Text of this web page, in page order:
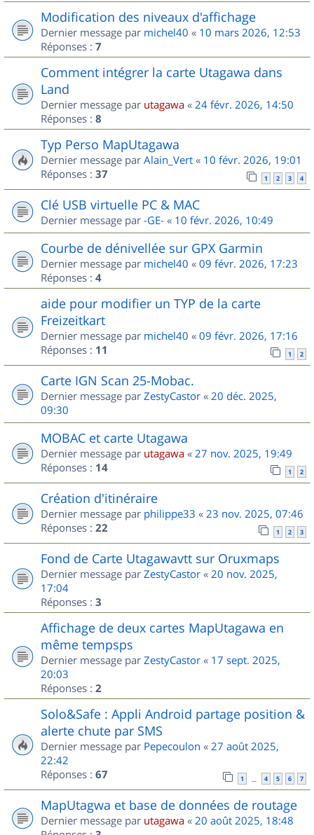
Modification des niveaux d'affichage
Dernier message par michel40 « 10 mars 2026, 12:53
Réponses : 7
Comment intégrer la carte Utagawa dans
Land
Dernier message par utagawa « 24 févr. 2026, 14:50
Réponses : 8
Typ Perso MapUtagawa
Dernier message par Alain_Vert « 10 févr. 2026, 19:01
Réponses : 37 1 2 3 4
Clé USB virtuelle PC & MAC
Dernier message par -GE- « 10 févr. 2026, 10:49
Courbe de dénivellée sur GPX Garmin
Dernier message par michel40 « 09 févr. 2026, 17:23
Réponses : 4
aide pour modifier un TYP de la carte
Freizeitkart
Dernier message par michel40 « 09 févr. 2026, 17:16
Réponses : 11 1 2
Carte IGN Scan 25-Mobac.
Dernier message par ZestyCastor « 20 déc. 2025,
09:30
MOBAC et carte Utagawa
Dernier message par utagawa « 27 nov. 2025, 19:49
Réponses : 14 1 2
Création d'itinéraire
Dernier message par philippe33 « 23 nov. 2025, 07:46
Réponses : 22 1 2 3
Fond de Carte Utagawavtt sur Oruxmaps
Dernier message par ZestyCastor « 20 nov. 2025,
17:04
Réponses : 3
Affichage de deux cartes MapUtagawa en
même tempsps
Dernier message par ZestyCastor « 17 sept. 2025,
20:03
Réponses : 2
Solo&Safe : Appli Android partage position &
alerte chute par SMS
Dernier message par Pepecoulon « 27 août 2025,
22:42
Réponses : 67 1 … 4 5 6 7
MapUtagwa et base de données de routage
Dernier message par utagawa « 20 août 2025, 18:48